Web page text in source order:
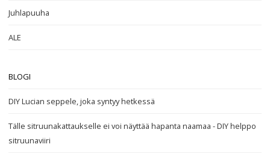
Juhlapuuha
ALE
BLOGI
DIY Lucian seppele, joka syntyy hetkessä
Tälle sitruunakattaukselle ei voi näyttää hapanta naamaa - DIY helppo
sitruunaviiri